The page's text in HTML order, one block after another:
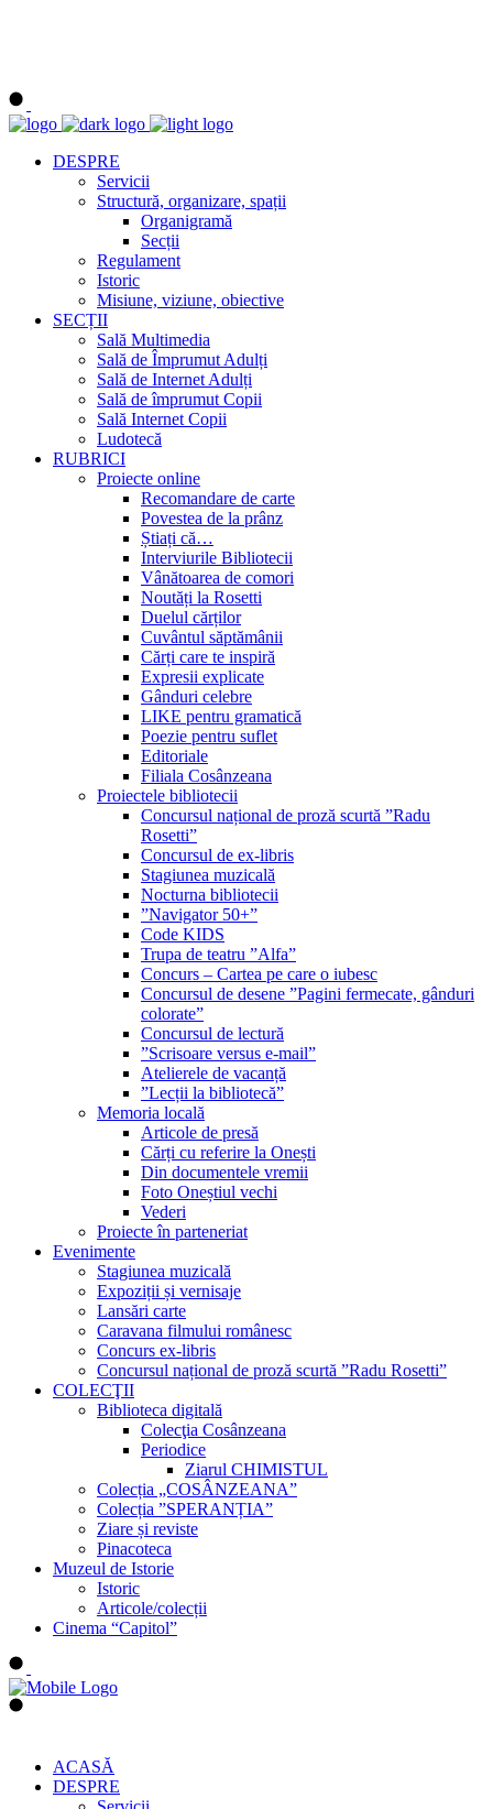
DESPRE
Servicii
Structură, organizare, spații
Organigramă
Secții
Regulament
Istoric
Misiune, viziune, obiective
SECȚII
Sală Multimedia
Sală de Împrumut Adulți
Sală de Internet Adulți
Sală de împrumut Copii
Sală Internet Copii
Ludotecă
RUBRICI
Proiecte online
Recomandare de carte
Povestea de la prânz
Știați că…
Interviurile Bibliotecii
Vânătoarea de comori
Noutăți la Rosetti
Duelul cărților
Cuvântul săptămânii
Cărți care te inspiră
Expresii explicate
Gânduri celebre
LIKE pentru gramatică
Poezie pentru suflet
Editoriale
Filiala Cosânzeana
Proiectele bibliotecii
Concursul național de proză scurtă ”Radu
Rosetti”
Concursul de ex-libris
Stagiunea muzicală
Nocturna bibliotecii
”Navigator 50+”
Code KIDS
Trupa de teatru ”Alfa”
Concurs – Cartea pe care o iubesc
Concursul de desene ”Pagini fermecate, gânduri
colorate”
Concursul de lectură
”Scrisoare versus e-mail”
Atelierele de vacanță
”Lecții la bibliotecă”
Memoria locală
Articole de presă
Cărți cu referire la Onești
Din documentele vremii
Foto Oneștiul vechi
Vederi
Proiecte în parteneriat
Evenimente
Stagiunea muzicală
Expoziții și vernisaje
Lansări carte
Caravana filmului românesc
Concurs ex-libris
Concursul național de proză scurtă ”Radu Rosetti”
COLECŢII
Biblioteca digitală
Colecţia Cosânzeana
Periodice
Ziarul CHIMISTUL
Colecția „COSÂNZEANA”
Colecția ”SPERANȚIA”
Ziare și reviste
Pinacoteca
Muzeul de Istorie
Istoric
Articole/colecții
Cinema “Capitol”
ACASĂ
DESPRE